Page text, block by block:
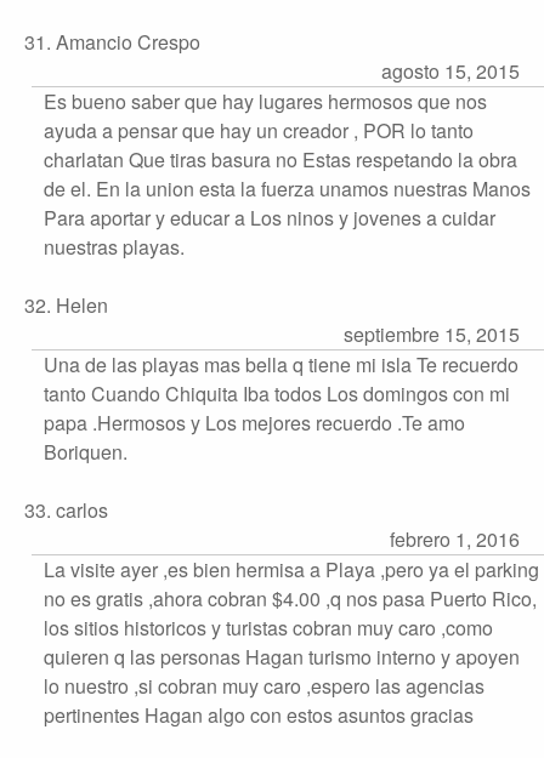
31. Amancio Crespo
agosto 15, 2015
Es bueno saber que hay lugares hermosos que nos
ayuda a pensar que hay un creador , POR lo tanto
charlatan Que tiras basura no Estas respetando la obra
de el. En la union esta la fuerza unamos nuestras Manos
Para aportar y educar a Los ninos y jovenes a cuidar
nuestras playas.
32. Helen
septiembre 15, 2015
Una de las playas mas bella q tiene mi isla Te recuerdo
tanto Cuando Chiquita Iba todos Los domingos con mi
papa .Hermosos y Los mejores recuerdo .Te amo
Boriquen.
33. carlos
febrero 1, 2016
La visite ayer ,es bien hermisa a Playa ,pero ya el parking
no es gratis ,ahora cobran $4.00 ,q nos pasa Puerto Rico,
los sitios historicos y turistas cobran muy caro ,como
quieren q las personas Hagan turismo interno y apoyen
lo nuestro ,si cobran muy caro ,espero las agencias
pertinentes Hagan algo con estos asuntos gracias